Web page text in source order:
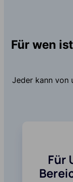
Für wen
Jeder kann von
Für